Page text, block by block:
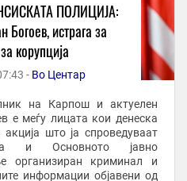
ПОЛИЦИЈА:
истрага за
корупција
- Во Центар
на Карпош и актуелен
е меѓу лицата кои денеска
што ја спроведуваат
и Основното јавно
организиран криминал и
информации објавени од